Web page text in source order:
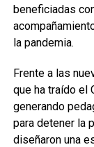
beneficiadas
la pandemia.
Frente a las
que ha traído el
generando
para detener la
diseñaron una